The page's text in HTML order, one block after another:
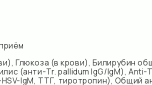
(в крови), Билирубин общий,
ТТГ, тиротропин), Общий анализ